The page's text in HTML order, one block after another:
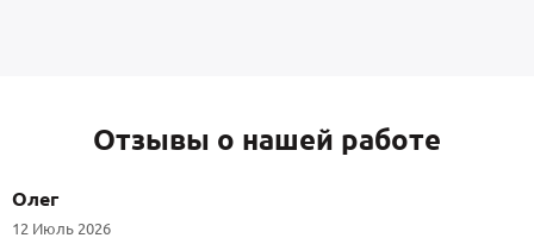
Отзывы о нашей работе
Олег
12 Июль 2026